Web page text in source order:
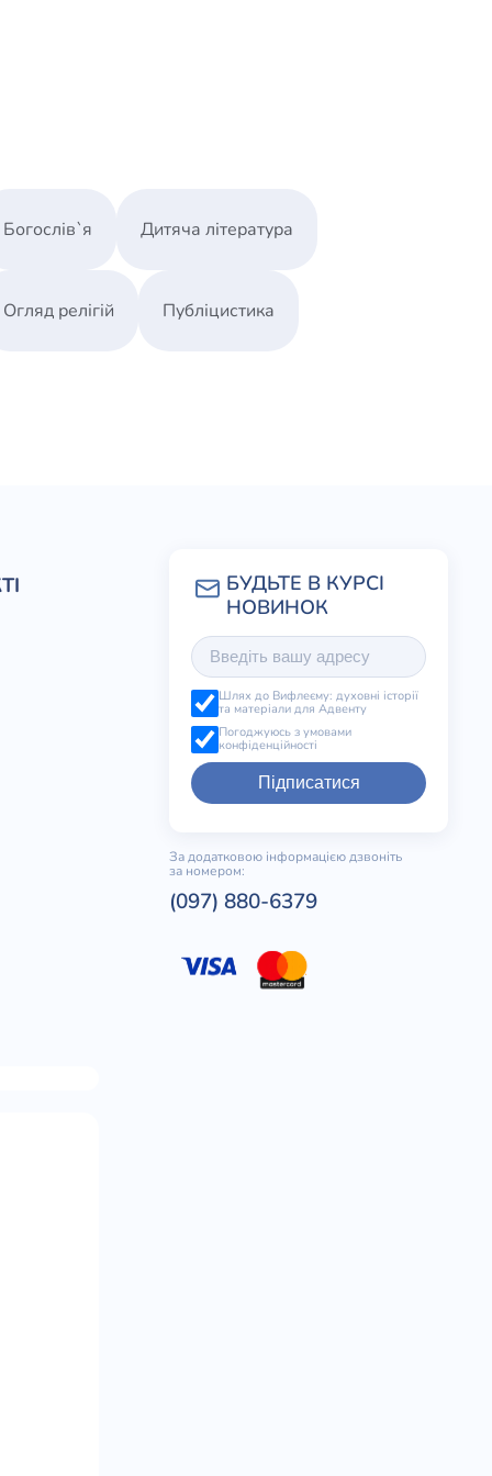
Богослів`я Дитяча література
Огляд релігій Публіцистика
Шлях до Вифлеєму: духовні історії
та матеріали для Адвенту
Погоджуюсь з умовами
конфіденційності
Підписатися
За додатковою інформацією дзвоніть
за номером:
(097) 880-6379